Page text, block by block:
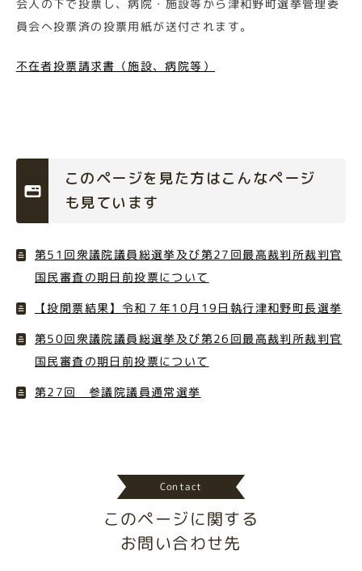
会人の下で投票し、病院・施設等から津和野町選挙管理委
員会へ投票済の投票用紙が送付されます。
不在者投票請求書（施設、病院等）
このページを見た方はこんなページ
も見ています
第51回衆議院議員総選挙及び第27回最高裁判所裁判官
国民審査の期日前投票について
【投開票結果】令和７年10月19日執行津和野町長選挙
第50回衆議院議員総選挙及び第26回最高裁判所裁判官
国民審査の期日前投票について
第27回 参議院議員通常選挙
Contact
このページに関する
お問い合わせ先